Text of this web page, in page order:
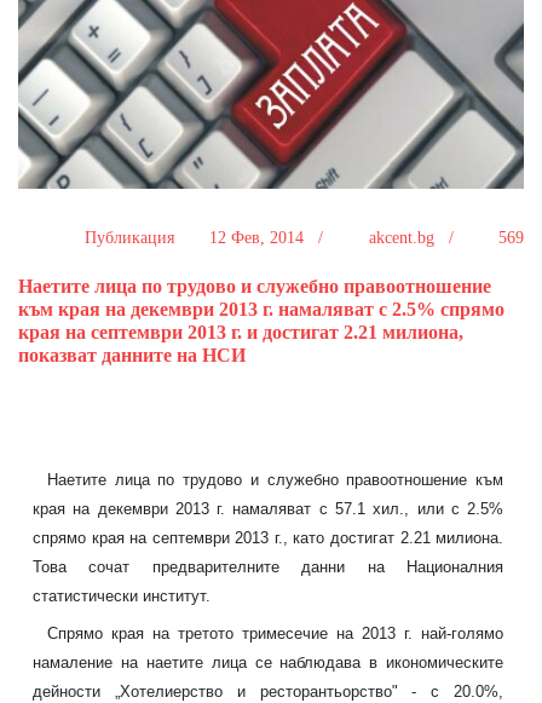
Публикация 12 Фев, 2014 / akcent.bg / 569
Наетите лица по трудово и служебно правоотношение
към края на декември 2013 г. намаляват с 2.5% спрямо
края на септември 2013 г. и достигат 2.21 милиона,
показват данните на НСИ
Наетите лица по трудово и служебно правоотношение към
края на декември 2013 г. намаляват с 57.1 хил., или с 2.5%
спрямо края на септември 2013 г., като достигат 2.21 милиона.
Това сочат предварителните данни на Националния
статистически институт.
Спрямо края на третото тримесечие на 2013 г. най-голямо
намаление на наетите лица се наблюдава в икономическите
дейности „Хотелиерство и ресторантьорство" - с 20.0%,